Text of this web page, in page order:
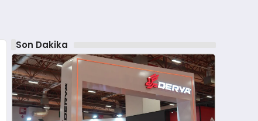
Son Dakika